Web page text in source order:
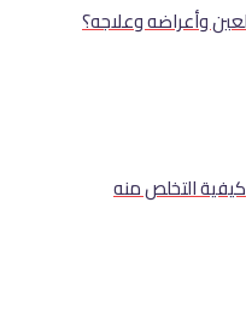
وأعراضه وعلاجه؟
التخلص منه